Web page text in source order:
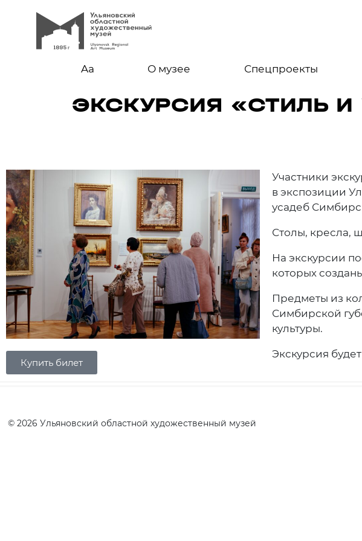
Aa О музее Спецпроекты
ЭКСКУРСИЯ «СТИЛЬ И
Купить билет
Участники
в экспозиции
усадеб
Столы, кресла,
На экскурсии
которых
Предметы из
Симбирской
культуры.
Экскурсия
© 2026 Ульяновский областной художественный музей